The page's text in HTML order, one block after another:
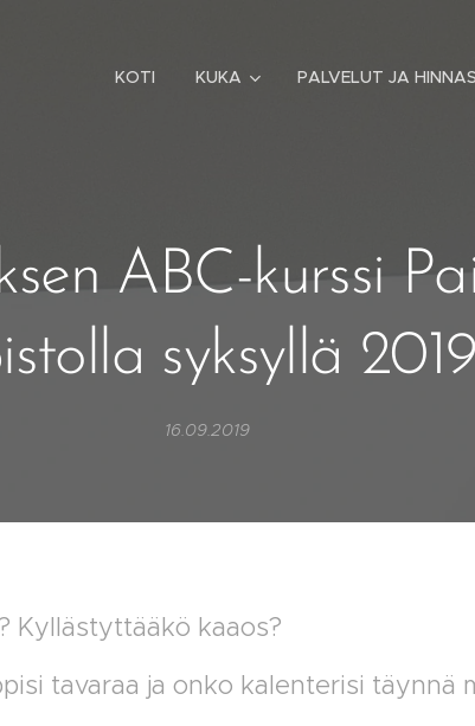
KOTI KUKA PALVELUT JA
ABC-kurssi
syksyllä 2019
16.09.2019
Kyllästyttääkö kaaos?
tavaraa ja onko kalenterisi täynnä